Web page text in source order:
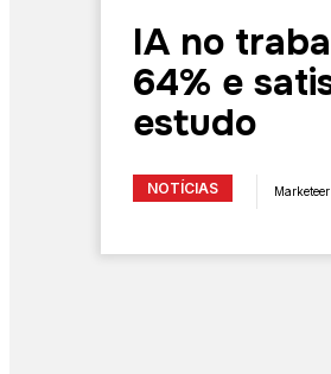
IA no
64% e
estudo
NOTÍCIAS Marketeer